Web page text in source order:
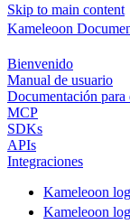
Skip to main content
Kameleoon
Bienvenido
Manual de usuario
Documentación para
MCP
SDKs
APIs
Integraciones
Kameleoon
Kameleoon